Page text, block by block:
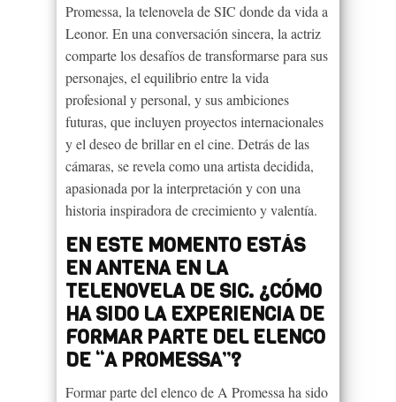
Promessa, la telenovela de SIC donde da vida a
Leonor. En una conversación sincera, la actriz
comparte los desafíos de transformarse para sus
personajes, el equilibrio entre la vida
profesional y personal, y sus ambiciones
futuras, que incluyen proyectos internacionales
y el deseo de brillar en el cine. Detrás de las
cámaras, se revela como una artista decidida,
apasionada por la interpretación y con una
historia inspiradora de crecimiento y valentía.
EN ESTE MOMENTO ESTÁS
EN ANTENA EN LA
TELENOVELA DE SIC. ¿CÓMO
HA SIDO LA EXPERIENCIA DE
FORMAR PARTE DEL ELENCO
DE “A PROMESSA”?
Formar parte del elenco de A Promessa ha sido